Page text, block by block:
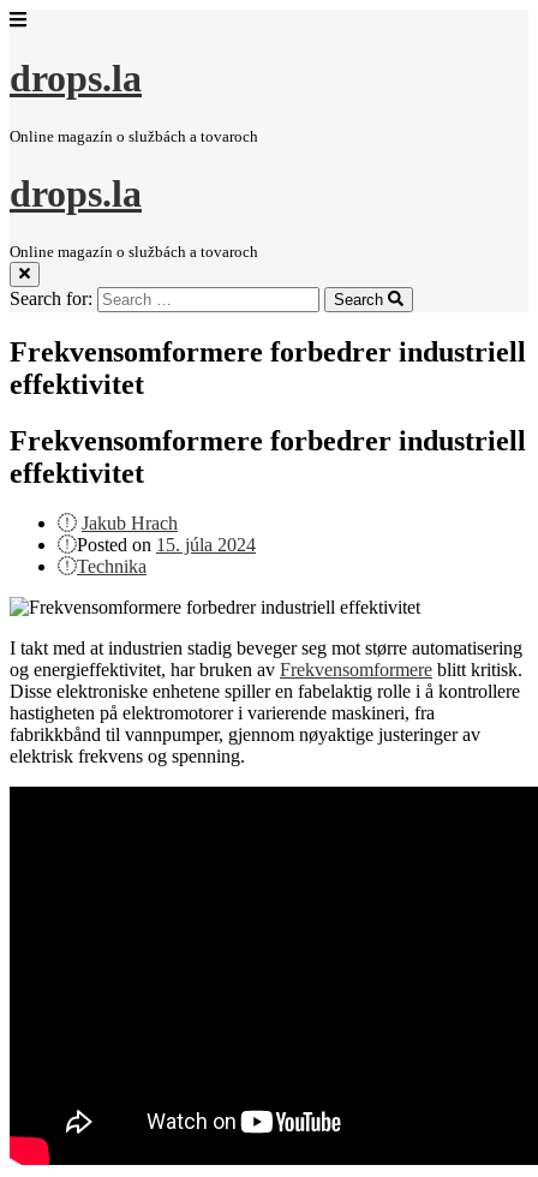
drops.la
Online magazín o službách a tovaroch
drops.la
Online magazín o službách a tovaroch
Search for: Search
Frekvensomformere forbedrer industriell
effektivitet
Frekvensomformere forbedrer industriell
effektivitet
Jakub Hrach
Posted on 15. júla 2024
Technika
I takt med at industrien stadig beveger seg mot større automatisering
og energieffektivitet, har bruken av Frekvensomformere blitt kritisk.
Disse elektroniske enhetene spiller en fabelaktig rolle i å kontrollere
hastigheten på elektromotorer i varierende maskineri, fra
fabrikkbånd til vannpumper, gjennom nøyaktige justeringer av
elektrisk frekvens og spenning.